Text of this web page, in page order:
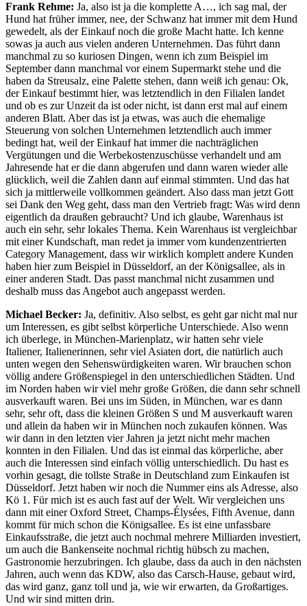
Frank Rehme: Ja, also ist ja die komplette A…, ich sag mal, der
Hund hat früher immer, nee, der Schwanz hat immer mit dem Hund
gewedelt, als der Einkauf noch die große Macht hatte. Ich kenne
sowas ja auch aus vielen anderen Unternehmen. Das führt dann
manchmal zu so kuriosen Dingen, wenn ich zum Beispiel im
September dann manchmal vor einem Supermarkt stehe und die
haben da Streusalz, eine Palette stehen, dann weiß ich genau: Ok,
der Einkauf bestimmt hier, was letztendlich in den Filialen landet
und ob es zur Unzeit da ist oder nicht, ist dann erst mal auf einem
anderen Blatt. Aber das ist ja etwas, was auch die ehemalige
Steuerung von solchen Unternehmen letztendlich auch immer
bedingt hat, weil der Einkauf hat immer die nachträglichen
Vergütungen und die Werbekostenzuschüsse verhandelt und am
Jahresende hat er die dann abgerufen und dann waren wieder alle
glücklich, weil die Zahlen dann auf einmal stimmten. Und das hat
sich ja mittlerweile vollkommen geändert. Also dass man jetzt Gott
sei Dank den Weg geht, dass man den Vertrieb fragt: Was wird denn
eigentlich da draußen gebraucht? Und ich glaube, Warenhaus ist
auch ein sehr, sehr lokales Thema. Kein Warenhaus ist vergleichbar
mit einer Kundschaft, man redet ja immer vom kundenzentrierten
Category Management, dass wir wirklich komplett andere Kunden
haben hier zum Beispiel in Düsseldorf, an der Königsallee, als in
einer anderen Stadt. Das passt manchmal nicht zusammen und
deshalb muss das Angebot auch angepasst werden.
Michael Becker: Ja, definitiv. Also selbst, es geht gar nicht mal nur
um Interessen, es gibt selbst körperliche Unterschiede. Also wenn
ich überlege, in München-Marienplatz, wir hatten sehr viele
Italiener, Italienerinnen, sehr viel Asiaten dort, die natürlich auch
unten wegen den Sehenswürdigkeiten waren. Wir brauchen schon
völlig andere Größenspiegel in den unterschiedlichen Städten. Und
im Norden haben wir viel mehr große Größen, die dann sehr schnell
ausverkauft waren. Bei uns im Süden, in München, war es dann
sehr, sehr oft, dass die kleinen Größen S und M ausverkauft waren
und allein da haben wir in München noch zukaufen können. Was
wir dann in den letzten vier Jahren ja jetzt nicht mehr machen
konnten in den Filialen. Und das ist einmal das körperliche, aber
auch die Interessen sind einfach völlig unterschiedlich. Du hast es
vorhin gesagt, die tollste Straße in Deutschland zum Einkaufen ist
Düsseldorf. Jetzt haben wir noch die Nummer eins als Adresse, also
Kö 1. Für mich ist es auch fast auf der Welt. Wir vergleichen uns
dann mit einer Oxford Street, Champs-Élysées, Fifth Avenue, dann
kommt für mich schon die Königsallee. Es ist eine unfassbare
Einkaufsstraße, die jetzt auch nochmal mehrere Milliarden investiert,
um auch die Bankenseite nochmal richtig hübsch zu machen,
Gastronomie herzubringen. Ich glaube, dass da auch in den nächsten
Jahren, auch wenn das KDW, also das Carsch-Hause, gebaut wird,
das wird ganz, ganz toll und ja, wie wir erwarten, da Großartiges.
Und wir sind mitten drin.